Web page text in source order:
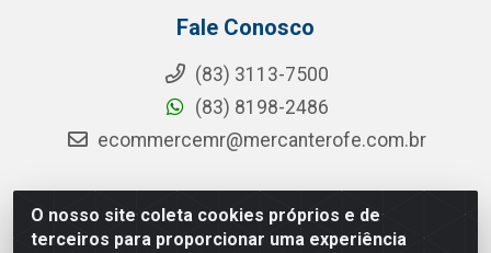
O nosso site coleta cookies próprios e de
terceiros para proporcionar uma experiência
Fale Conosco
(83) 3113-7500
(83) 8198-2486
ecommercemr@mercanterofe.com.br
MR Distribuidora - Rua Hortêncio Ribeiro de Luna, 3777 -